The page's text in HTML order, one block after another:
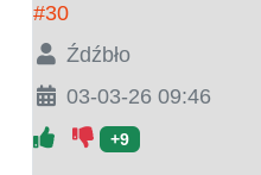
#30
Źdźbło
03-03-26 09:46
+9